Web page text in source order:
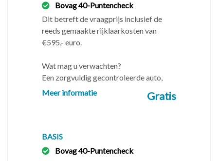
✅ Vermeld eventuele schades en/of gebreken
Wat kunt u van ons verwachten
✅ Een APK technisch gecontroleerde auto
✅ Geen adviespunten of verborgen gebreken
-------------------------------------------------------------
Wij werken uitsluitend op afspraak, hiervoor zijn wij 6
Bovag 40-Puntencheck
Dit betreft de vraagprijs inclusief de
reeds gemaakte rijklaarkosten van
€595,- euro.
Wat mag u verwachten?
Een zorgvuldig gecontroleerde auto,
inclusief 3 maanden BOVAG-Service.
Meer informatie Gratis
BASIS
Bovag 40-Puntencheck